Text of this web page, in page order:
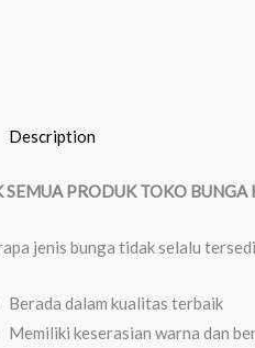
Description
SEMUA PRODUK TOKO BUNGA
jenis bunga tidak selalu
Berada dalam kualitas terbaik
Memiliki keserasian warna dan